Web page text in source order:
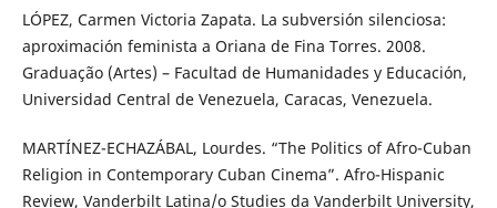
LÓPEZ, Carmen Victoria Zapata. La subversión silenciosa:
aproximación feminista a Oriana de Fina Torres. 2008.
Graduação (Artes) – Facultad de Humanidades y Educación,
Universidad Central de Venezuela, Caracas, Venezuela.
MARTÍNEZ-ECHAZÁBAL, Lourdes. “The Politics of Afro-Cuban
Religion in Contemporary Cuban Cinema”. Afro-Hispanic
Review, Vanderbilt Latina/o Studies da Vanderbilt University,